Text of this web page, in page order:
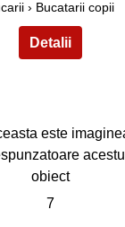
› Bucatarii copii
7